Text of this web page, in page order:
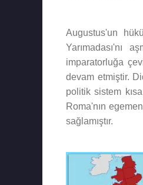
Augustus'un
Yarımadası'nı
imparatorluğa
devam etmiştir.
politik sistem
Roma'nın
sağlamıştır.